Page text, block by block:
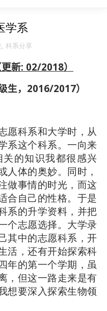
学系
, 科系分享
更新: 02/2018）
生， 2016/2017）
愿科系和大学时，从
系这个科系。一向来
的知识我都很感兴
人体的奥妙。同时，
做事情的时光，而这
合自己的性格。于是
系的升学资料，并把
个志愿选择。大学录
其中的志愿科系，开
活，还有开始探索科
年的第一个学期，虽
，但这一路走来是有
想要深入探索生物领